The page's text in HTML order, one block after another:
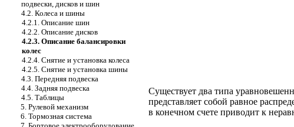
подвески, дисков и шин
4.2. Колеса и шины
4.2.1. Описание шин
4.2.2. Описание дисков
4.2.3. Описание балансировки
колес
4.2.4. Снятие и установка колеса
4.2.5. Снятие и установка шины
4.3. Передняя подвеска
4.4. Задняя подвеска
4.5. Таблицы
5. Рулевой механизм
6. Тормозная система
Существует два типа
представляет собой равное
в конечном счете приводит к